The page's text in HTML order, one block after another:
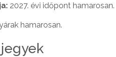
2027. évi időpont hamarosan.
hamarosan.
jegyek